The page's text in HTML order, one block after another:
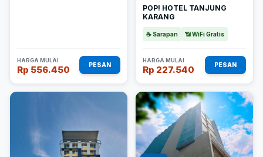
HARGA MULAI
Rp 556.450 PESAN
POP! HOTEL TANJUNG
KARANG
☕ Sarapan 📶 WiFi Gratis
HARGA MULAI
Rp 227.540 PESAN